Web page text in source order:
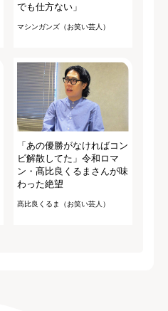
でも仕方ない」
マシンガンズ（お笑い芸人）
「あの優勝がなければコン
ビ解散してた」令和ロマ
ン・髙比良くるまさんが味
わった絶望
髙比良くるま（お笑い芸人）